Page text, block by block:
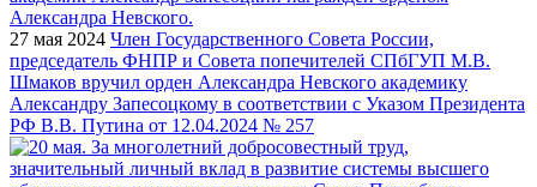
27 мая 2024 Член Государственного Совета России,
председатель ФНПР и Совета попечителей СПбГУП М.В.
Шмаков вручил орден Александра Невского академику
Александру Запесоцкому в соответствии с Указом Президента
РФ В.В. Путина от 12.04.2024 № 257